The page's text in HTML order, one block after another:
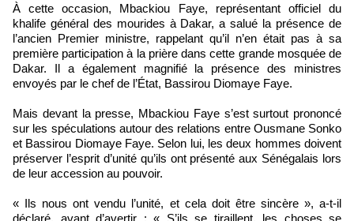
À cette occasion, Mbackiou Faye, représentant officiel du
khalife général des mourides à Dakar, a salué la présence de
l’ancien Premier ministre, rappelant qu’il n’en était pas à sa
première participation à la prière dans cette grande mosquée de
Dakar. Il a également magnifié la présence des ministres
envoyés par le chef de l’État, Bassirou Diomaye Faye.
Mais devant la presse, Mbackiou Faye s’est surtout prononcé
sur les spéculations autour des relations entre Ousmane Sonko
et Bassirou Diomaye Faye. Selon lui, les deux hommes doivent
préserver l’esprit d’unité qu’ils ont présenté aux Sénégalais lors
de leur accession au pouvoir.
« Ils nous ont vendu l’unité, et cela doit être sincère », a-t-il
déclaré, avant d’avertir : « S’ils se tiraillent, les choses se